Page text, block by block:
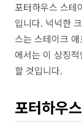
포터하우스 스테
입니다. 넉넉한
스는 스테이크
에서는 이 상징
할 것입니다.
포터하우